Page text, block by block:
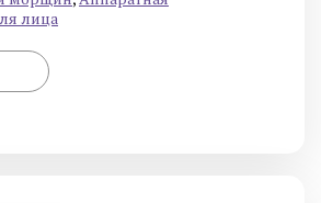
лица